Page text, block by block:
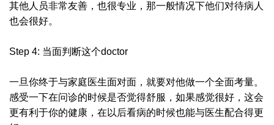
其他人员非常友善，也很专业，那一般情况下他们对待病人
也会很好。
Step 4: 当面判断这个doctor
一旦你终于与家庭医生面对面，就要对他做一个全面考量。
感受一下在问诊的时候是否觉得舒服，如果感觉很好，这会
更有利于你的健康，在以后看病的时候也能与医生配合得更